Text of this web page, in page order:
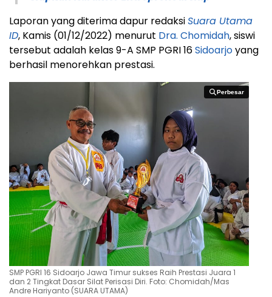
Laporan yang diterima dapur redaksiSuara Utama
ID, Kamis (01/12/2022) menurut Dra. Chomidah, siswi
tersebut adalah kelas 9-A SMP PGRI 16Sidoarjoyang
berhasil menorehkan prestasi.
Perbesar
Perbesar
SMP PGRI 16 Sidoarjo Jawa Timur sukses Raih Prestasi Juara 1
dan 2 Tingkat Dasar Silat Perisasi Diri. Foto: Chomidah/Mas
Andre Hariyanto (SUARA UTAMA)